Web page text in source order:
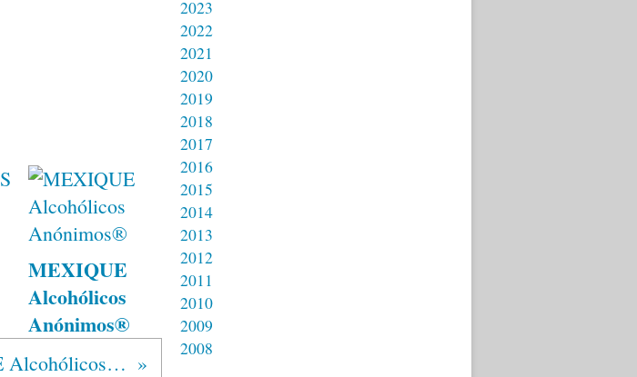
MEXIQUE
Alcohólicos
Anónimos®
MEXIQUE Alcohólicos Anónimos®
2023
2022
2021
2020
2019
2018
2017
2016
2015
2014
2013
2012
2011
2010
2009
2008